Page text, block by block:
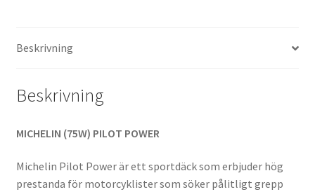
Beskrivning
Beskrivning
MICHELIN (75W) PILOT POWER
Michelin Pilot Power är ett sportdäck som erbjuder hög
prestanda för motorcyklister som söker pålitligt grepp